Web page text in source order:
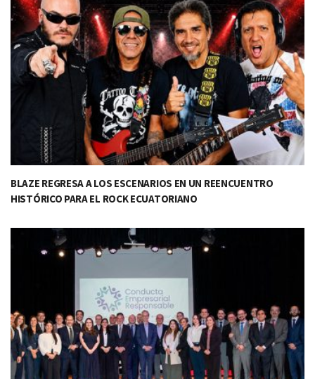
BLAZE REGRESA A LOS ESCENARIOS EN UN REENCUENTRO
HISTÓRICO PARA EL ROCK ECUATORIANO